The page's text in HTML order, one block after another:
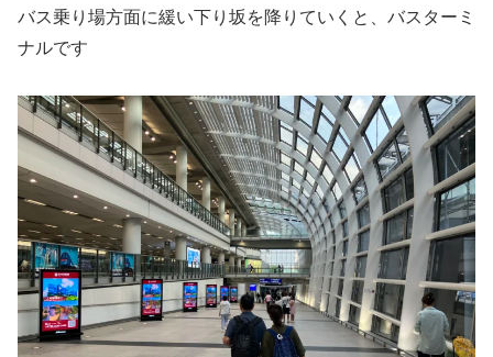
バス乗り場方面に緩い下り坂を降りていくと、バスターミ
ナルです